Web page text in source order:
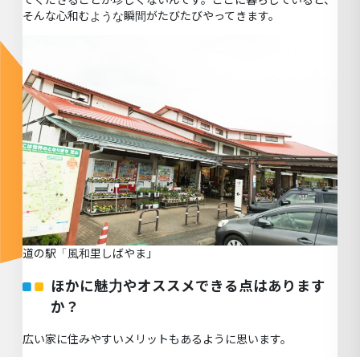
そんな心和むような瞬間がたびたびやってきます。
道の駅「風和里しばやま」
ほかに魅力やオススメできる点はあります
か？
広い家に住みやすいメリットもあるように思います。